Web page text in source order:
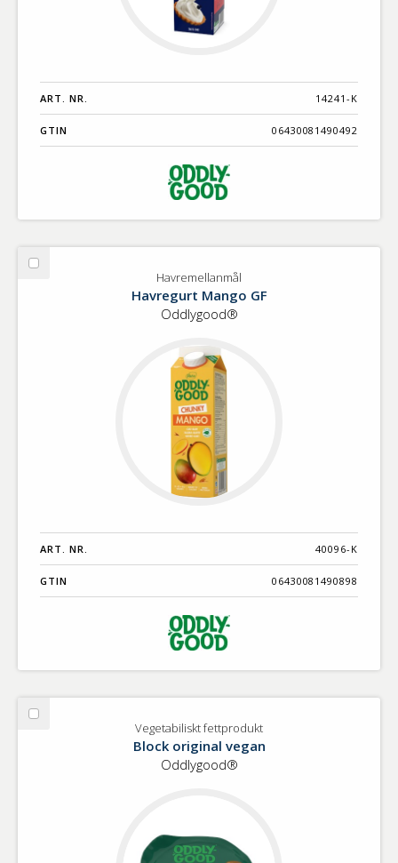
ART. NR. 14241-K
GTIN 06430081490492
Välj
Havremellanmål
Havregurt Mango GF
Oddlygood®
ART. NR. 40096-K
GTIN 06430081490898
Välj
Vegetabiliskt fettprodukt
Block original vegan
Oddlygood®